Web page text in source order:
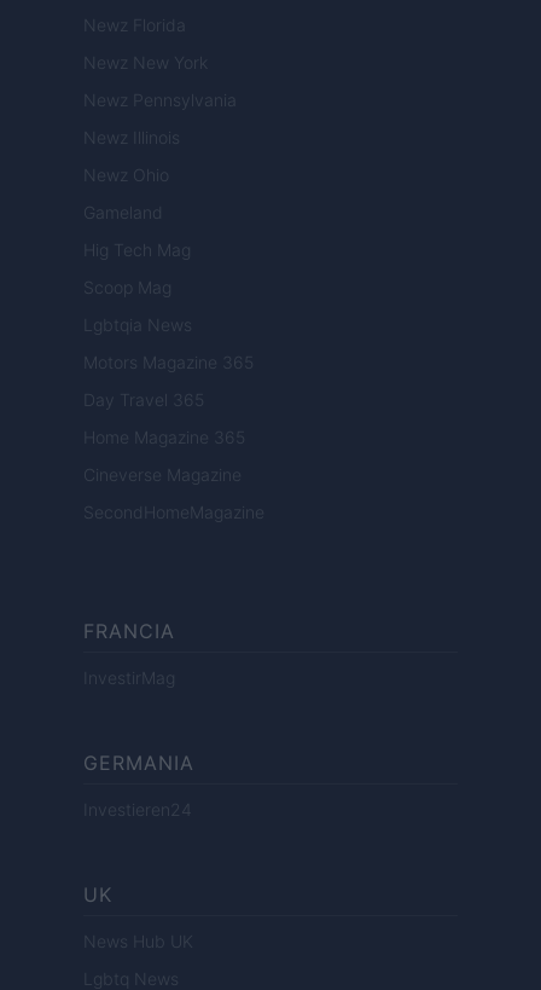
Newz Florida
Newz New York
Newz Pennsylvania
Newz Illinois
Newz Ohio
Gameland
Hig Tech Mag
Scoop Mag
Lgbtqia News
Motors Magazine 365
Day Travel 365
Home Magazine 365
Cineverse Magazine
SecondHomeMagazine
FRANCIA
InvestirMag
GERMANIA
Investieren24
UK
News Hub UK
Lgbtq News